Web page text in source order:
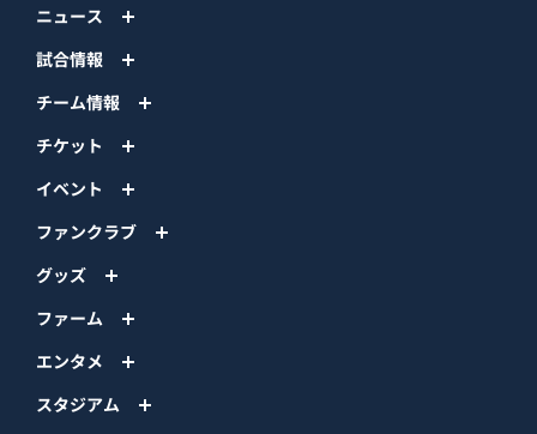
ニュース
試合情報
チーム情報
チケット
イベント
ファンクラブ
グッズ
ファーム
エンタメ
スタジアム